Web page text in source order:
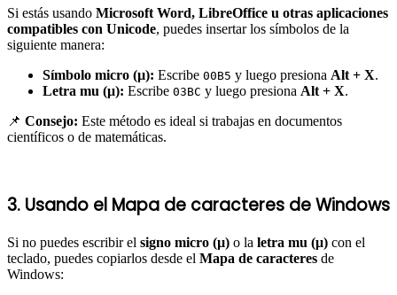
Si estás usando Microsoft Word, LibreOffice u otras aplicaciones
compatibles con Unicode, puedes insertar los símbolos de la
siguiente manera:
Símbolo micro (µ): Escribe 00B5 y luego presiona Alt + X.
Letra mu (μ): Escribe 03BC y luego presiona Alt + X.
📌 Consejo: Este método es ideal si trabajas en documentos
científicos o de matemáticas.
3. Usando el Mapa de caracteres de Windows
Si no puedes escribir el signo micro (µ) o la letra mu (μ) con el
teclado, puedes copiarlos desde el Mapa de caracteres de
Windows: